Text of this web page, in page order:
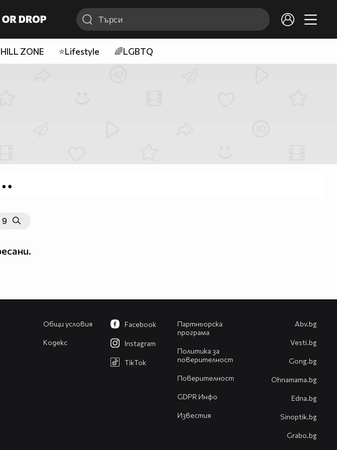
ZONE ⭐Lifestyle 🌈LGBTQ
Общи условия
Кодекс
Партньорска
програма
Политика за
поверителност
Поверителност
GDPR Инфо
Известия
Facebook
Instagram
TikTok
Abv.bg
Vesti.bg
Gong.bg
Оhnamama.bg
Edna.bg
Sinoptik.bg
Grabo.bg